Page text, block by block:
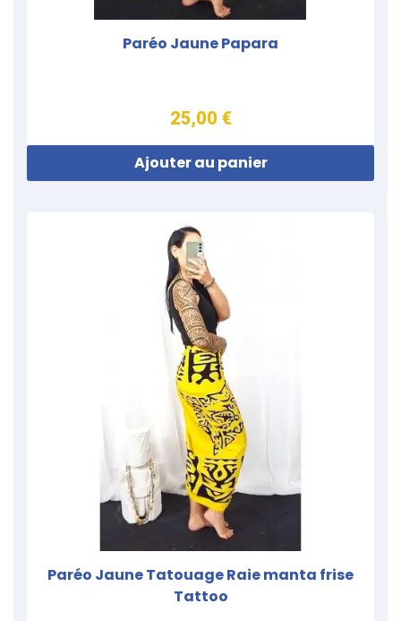
Paréo Jaune Papara
25,00 €
Ajouter au panier
Paréo Jaune Tatouage Raie manta frise
Tattoo